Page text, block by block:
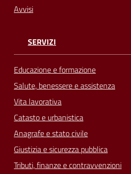
Avvisi
SERVIZI
Educazione e formazione
Salute, benessere e assistenza
Vita lavorativa
Catasto e urbanistica
Anagrafe e stato civile
Giustizia e sicurezza pubblica
Tributi, finanze e contravvenzioni